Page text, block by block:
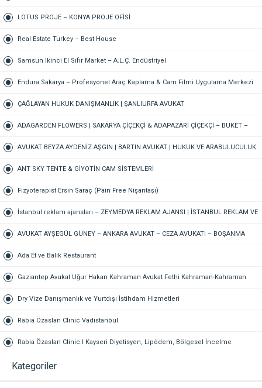
VETERİNER – 7/24 AÇIK NÖBETÇİ VETERİNER KLİNİĞİ
LOTUS PROJE – KONYA PROJE OFİSİ
Real Estate Turkey – Best House
Samsun İkinci El Sıfır Market – A.L.Ç. Endüstriyel
Endura Sakarya – Profesyonel Araç Kaplama & Cam Filmi Uygulama Merkezi
ÇAĞLAYAN HUKUK DANIŞMANLIK | ŞANLIURFA AVUKAT
ADAGARDEN FLOWERS | SAKARYA ÇİÇEKÇİ & ADAPAZARI ÇİÇEKÇİ – BUKET –
GELİN ÇİÇEĞİ – DÜĞÜN-NİŞAN – ORGANİZASYON – ONLINE SİPARİŞ
AVUKAT BEYZA AYDENİZ AŞGIN | BARTIN AVUKAT | HUKUK VE ARABULUCULUK
BÜROSU – AİLE, CEZA, İŞ HUKUKU, BOŞANMA AVUKATI
ANT SKY TENTE & GİYOTİN CAM SİSTEMLERİ
Fizyoterapist Ersin Saraç (Pain Free Nişantaşı)
İstanbul reklam ajansları – ZEYMEDYA REKLAM AJANSI | İSTANBUL REKLAM VE
SEO AJANSI, DİJİTAL PAZARLAMA AJANSI, SOSYAL MEDYA AJANSI, 360
REKLAM
AVUKAT AYŞEGÜL GÜNEY – ANKARA AVUKAT – CEZA AVUKATI – BOŞANMA
AVUKATI – TAZMİNAT AVUKATI
Ada Et ve Balık Restaurant
Gaziantep Avukat Uğur Hakan Kahraman Avukat Fethi Kahraman-Kahraman
Hukuk Bürosu Gaziantep
Dry Vize Danışmanlık ve Yurtdışı İstihdam Hizmetleri
Rabia Özaslan Clinic Vadistanbul
Rabia Özaslan Clinic I Kayseri Diyetisyen, Lipödem, Bölgesel İncelme
Kategoriler